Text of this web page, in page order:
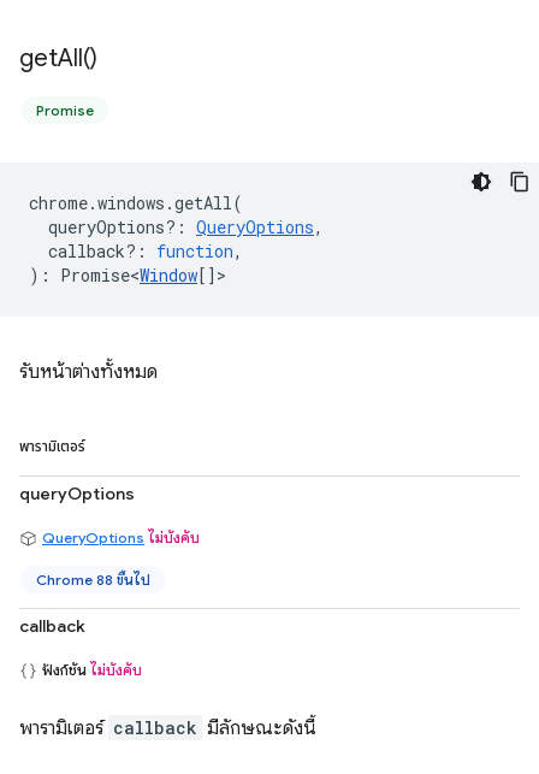
getAll()
Promise
chrome.windows .getAll(
queryOptions? : QueryOptions,
callback? : function,
) : Promise<Window[] >
รับหน้าต่างทั้งหมด
พารามิเตอร์
queryOptions
QueryOptions ไม่บังคับ
Chrome 88 ขึ้นไป
callback
ฟังก์ชัน ไม่บังคับ
พารามิเตอร์ callback มีลักษณะดังนี้